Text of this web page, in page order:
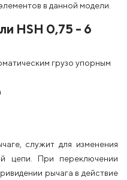
в данной модели.
HSH 0,75 - 6
грузо упорным
служит для изменения
цепи. При переключении
рычага в действие